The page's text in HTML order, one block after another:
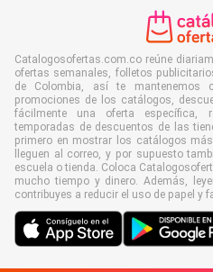
Catalogosofertas.com.co reúne
ofertas semanales, folletos
de Colombia, así te mantenemos
promociones de los catálogos,
fácilmente una oferta específica,
temporadas de descuentos de las
primero en mostrar los catálogos
lleguen al correo, y por supuesto
escuela o tienda. Coloca
mucho tiempo y dinero. Además,
contribuyes a reducir el uso de papel y